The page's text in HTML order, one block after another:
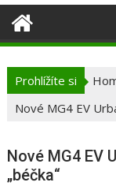
Prohlížíte si
Nové MG4 EV
Nové MG4 EV
„béčka“